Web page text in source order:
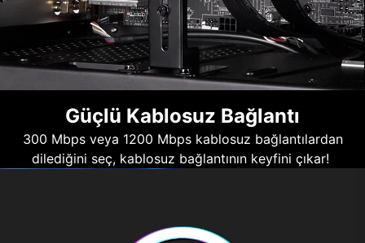
Güçlü Kablosuz Bağlantı
300 Mbps veya 1200 Mbps kablosuz bağlantılardan
dilediğini seç, kablosuz bağlantının keyfini çıkar!